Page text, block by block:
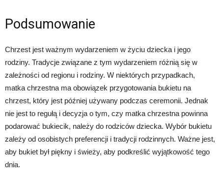
Podsumowanie
Chrzest jest ważnym wydarzeniem w życiu dziecka i jego
rodziny. Tradycje związane z tym wydarzeniem różnią się w
zależności od regionu i rodziny. W niektórych przypadkach,
matka chrzestna ma obowiązek przygotowania bukietu na
chrzest, który jest później używany podczas ceremonii. Jednak
nie jest to regułą i decyzja o tym, czy matka chrzestna powinna
podarować bukiecik, należy do rodziców dziecka. Wybór bukietu
zależy od osobistych preferencji i tradycji rodzinnych. Ważne jest,
aby bukiet był piękny i świeży, aby podkreślić wyjątkowość tego
dnia.